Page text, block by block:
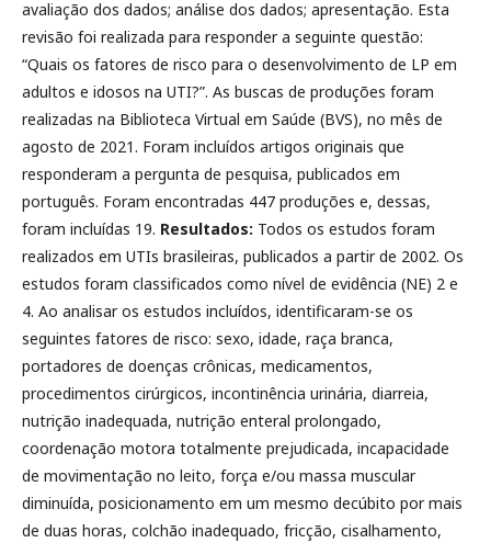
avaliação dos dados; análise dos dados; apresentação. Esta
revisão foi realizada para responder a seguinte questão:
“Quais os fatores de risco para o desenvolvimento de LP em
adultos e idosos na UTI?”. As buscas de produções foram
realizadas na Biblioteca Virtual em Saúde (BVS), no mês de
agosto de 2021. Foram incluídos artigos originais que
responderam a pergunta de pesquisa, publicados em
português. Foram encontradas 447 produções e, dessas,
foram incluídas 19. Resultados: Todos os estudos foram
realizados em UTIs brasileiras, publicados a partir de 2002. Os
estudos foram classificados como nível de evidência (NE) 2 e
4. Ao analisar os estudos incluídos, identificaram-se os
seguintes fatores de risco: sexo, idade, raça branca,
portadores de doenças crônicas, medicamentos,
procedimentos cirúrgicos, incontinência urinária, diarreia,
nutrição inadequada, nutrição enteral prolongado,
coordenação motora totalmente prejudicada, incapacidade
de movimentação no leito, força e/ou massa muscular
diminuída, posicionamento em um mesmo decúbito por mais
de duas horas, colchão inadequado, fricção, cisalhamento,